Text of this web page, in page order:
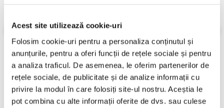
Acest site utilizează cookie-uri
Folosim cookie-uri pentru a personaliza conținutul și
anunțurile, pentru a oferi funcții de rețele sociale și pentru
a analiza traficul. De asemenea, le oferim partenerilor de
rețele sociale, de publicitate și de analize informații cu
privire la modul în care folosiți site-ul nostru. Aceștia le
pot combina cu alte informații oferite de dvs. sau culese
Acoustic Guitar –Dan Byron
7
Inger Diform
Lead Guitar –Adrian Dumitrescu
5:34
8 Tablou
2:15
9
La Steaua / Noaptea Vesnicei Uitari
5:03
10
Pina Nu Pier
3:00
Stare Disc:Near Mint (NM or M-)
Stare Coperta:Near Mint (NM or M-)
Informatii conformitate produs
Review-uri(0)